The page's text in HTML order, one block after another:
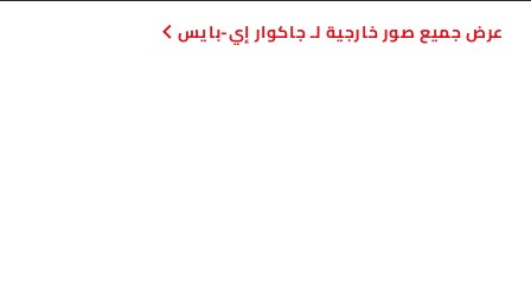
صور خارجية لـ جاكوار إي-بايس